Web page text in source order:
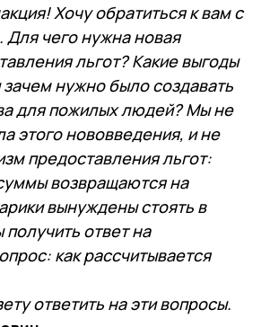
Хочу обратиться к вам с
Для чего нужна новая
льгот? Какие выгоды
нужно было создавать
для пожилых людей? Мы не
этого нововведения, и не
предоставления льгот:
возвращаются на
вынуждены стоять в
ответ на
как рассчитывается
ответить на эти вопросы.